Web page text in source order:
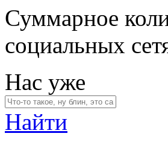
Суммарное
социальных
Нас уже
Найти